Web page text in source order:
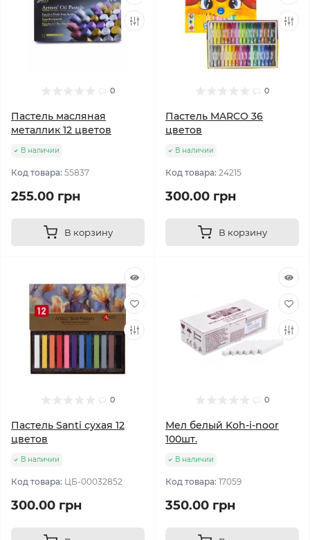
0
Пастель масляная
металлик 12 цветов
В наличии
Код товара: 55837
255.00 грн
В корзину
0
Пастель MARCO 36
цветов
В наличии
Код товара: 24215
300.00 грн
В корзину
0
Пастель Santi сухая 12
цветов
В наличии
Код товара: ЦБ-00032852
300.00 грн
0
Мел белый Koh-i-noor
100шт.
В наличии
Код товара: 17059
350.00 грн